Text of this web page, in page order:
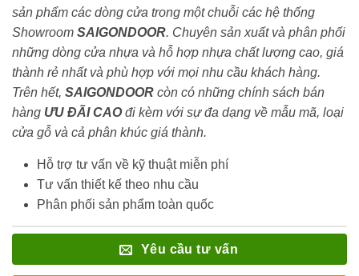
sản phẩm các dòng cửa trong một chuỗi các hệ thống
Showroom SAIGONDOOR. Chuyên sản xuất và phân phối
những dòng cửa nhựa và hỗ hợp nhựa chất lượng cao, giá
thành rẻ nhất và phù hợp với mọi nhu cầu khách hàng.
Trên hết, SAIGONDOOR còn có những chính sách bán
hàng ƯU ĐÃI CAOđi kèm với sự đa dạng về mẫu mã, loại
cửa gỗ và cả phân khúc giá thành.
Hỗ trợ tư vấn về kỹ thuật miễn phí
Tư vấn thiết kế theo nhu cầu
Phân phối sản phẩm toàn quốc
Yêu cầu tư vấn